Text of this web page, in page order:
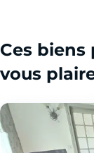
Ces
vous